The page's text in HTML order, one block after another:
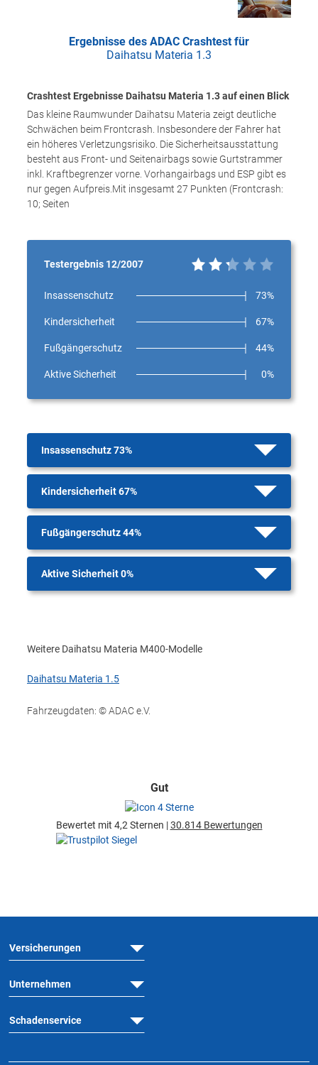
Ergebnisse des ADAC Crashtest für
Daihatsu Materia 1.3
Crashtest Ergebnisse Daihatsu Materia 1.3 auf einen Blick
Das kleine Raumwunder Daihatsu Materia zeigt deutliche
Schwächen beim Frontcrash. Insbesondere der Fahrer hat
ein höheres Verletzungsrisiko. Die Sicherheitsausstattung
besteht aus Front- und Seitenairbags sowie Gurtstrammer
inkl. Kraftbegrenzer vorne. Vorhangairbags und ESP gibt es
nur gegen Aufpreis.Mit insgesamt 27 Punkten (Frontcrash:
10; Seiten
Testergebnis 12/2007
Insassenschutz 73%
Kindersicherheit 67%
Fußgängerschutz 44%
Aktive Sicherheit 0%
Insassenschutz 73%
Kindersicherheit 67%
Fußgängerschutz 44%
Aktive Sicherheit 0%
Weitere Daihatsu Materia M400-Modelle
Daihatsu Materia 1.5
Fahrzeugdaten: © ADAC e.V.
Gut
Bewertet mit 4,2 Sternen |30.814 Bewertungen
Versicherungen
Unternehmen
Schadenservice